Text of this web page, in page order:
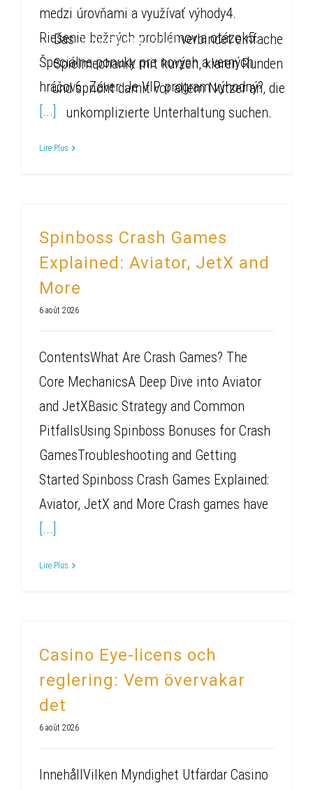
medzi úrovňami a využívať výhody4.
Riešenie bežných problémov a otázok5.
Špeciálne ponuky pre nových a verných
hráčov6. Záver: Je VIP program výhodný?
[...]
Lire Plus
Spinboss Crash Games
Explained: Aviator, JetX and
More
6 août 2026
ContentsWhat Are Crash Games? The
Core MechanicsA Deep Dive into Aviator
and JetXBasic Strategy and Common
PitfallsUsing Spinboss Bonuses for Crash
GamesTroubleshooting and Getting
Started Spinboss Crash Games Explained:
Aviator, JetX and More Crash games have
[...]
Lire Plus
Casino Eye-licens och
reglering: Vem övervakar
det
6 août 2026
InnehållVilken Myndighet Utfärdar Casino
Daschicken road spielverbindet einfache
Spielmechanik mit kurzen, klaren Runden
und spricht damit vor allem Nutzer an, die
unkomplizierte Unterhaltung suchen.